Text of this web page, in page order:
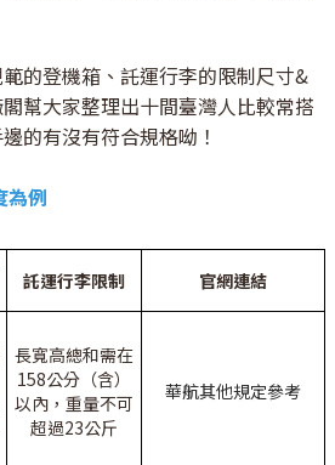
的登機箱、託運行李的限制尺寸&
幫大家整理出十間臺灣人比較常搭
的有沒有符合規格呦！
為例
託運行李限制 官網連結
長寬高總和需在
158公分（含）
以內，重量不可
超過23公斤
華航其他規定參考